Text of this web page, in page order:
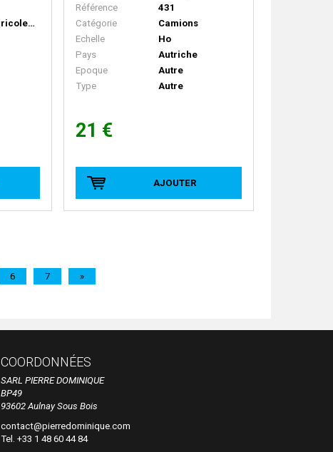
Engins agricoles/travaux
Référence
431
Catégorie
Camions
Echelle
Ho
Pays
Autriche
Epoque
Autre
Type
Autre
21 €
AJOUTER
6 7 »
COORDONNÉES
SARL PIERRE DOMINIQUE
BP49
93602 Aulnay Sous Bois
contact@pierredominique.com
Tel. +33 1 48 60 44 84